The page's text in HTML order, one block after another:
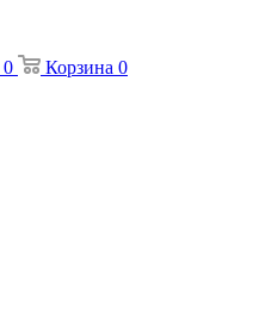
0 Корзина 0